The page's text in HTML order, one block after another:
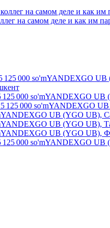
на самом деле и как им
125 000 so'mYANDEXGO UB
125 000 so'mYANDEXGO UB
125 000 so'mYANDEXGO
YANDEXGO UB (YGO UB),
YANDEXGO UB (YGO UB),
YANDEXGO UB (YGO UB),
125 000 so'mYANDEXGO UB